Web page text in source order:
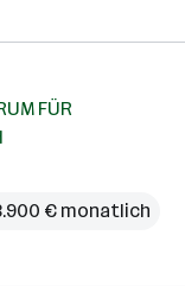
FÜR
€ monatlich